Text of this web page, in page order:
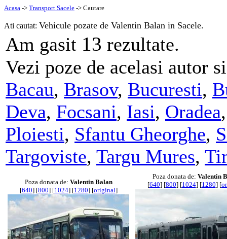
Acasa -> Transport Sacele -> Cautare
Ati cautat: Vehicule pozate de Valentin Balan in Sacele.
Am gasit 13 rezultate.
Vezi poze de acelasi autor
Bacau, Brasov, Bucuresti,
Deva, Focsani, Iasi, Oradea
Ploiesti, Sfantu Gheorghe,
Targoviste, Targu Mures,
Poza donata de: Valentin Balan
[640] [800] [1024] [1280] [original]
Poza donata de: Valentin
[640] [800] [1024] [1280] [